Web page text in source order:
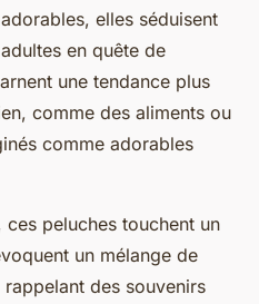
elles séduisent
en quête de
une tendance plus
comme des aliments ou
comme adorables
ces peluches touchent un
un mélange de
des souvenirs